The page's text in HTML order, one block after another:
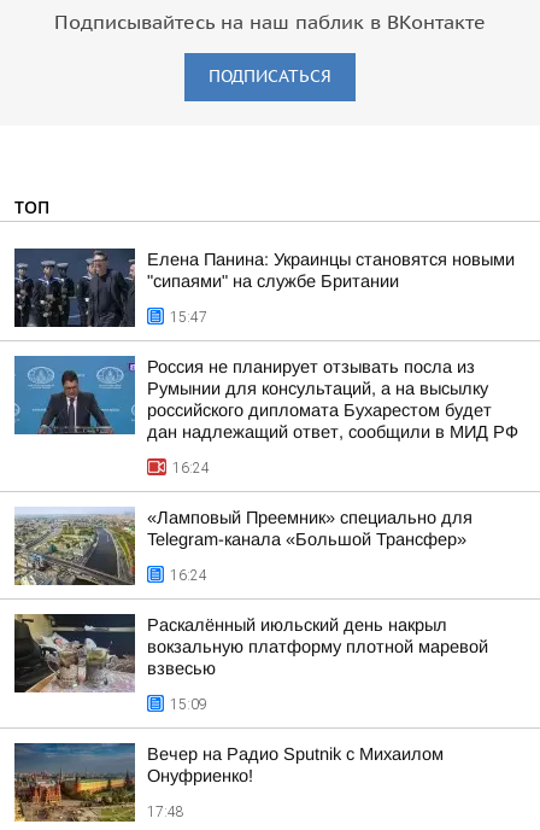
Подписывайтесь на наш паблик в ВКонтакте
ПОДПИСАТЬСЯ
ТОП
Елена Панина: Украинцы становятся новыми
"сипаями" на службе Британии
15:47
Россия не планирует отзывать посла из
Румынии для консультаций, а на высылку
российского дипломата Бухарестом будет
дан надлежащий ответ, сообщили в МИД РФ
16:24
«Ламповый Преемник» специально для
Telegram-канала «Большой Трансфер»
16:24
Раскалённый июльский день накрыл
вокзальную платформу плотной маревой
взвесью
15:09
Вечер на Радио Sputnik с Михаилом
Онуфриенко!
17:48